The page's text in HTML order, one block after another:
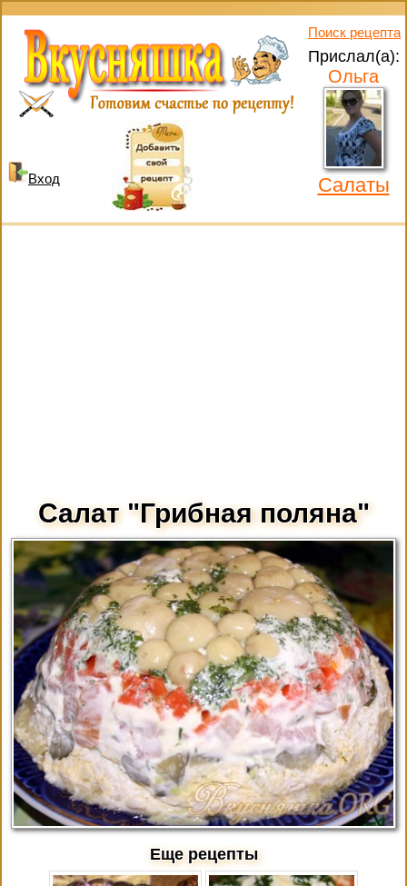
Вход
Поиск рецепта
Прислал(а):
Ольга
Салаты
Салат "Грибная поляна"
Еще рецепты